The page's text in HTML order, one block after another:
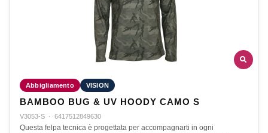
Abbigliamento VISION
BAMBOO BUG & UV HOODY CAMO S
V3053-S · 6417512849630
Questa felpa tecnica è progettata per accompagnarti in ogni